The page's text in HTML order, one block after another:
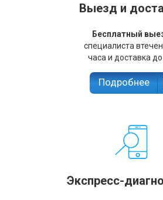
Выезд и
Бесплатный
специалиста
часа и доставка
Подробнее
Экспресс-